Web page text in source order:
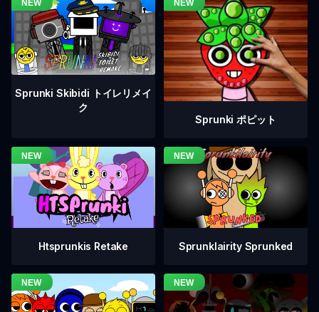
Sprunki Skibidi トイレリメイ
ク
Sprunki ポピット
Htsprunkis Retake Sprunklairity Sprunked